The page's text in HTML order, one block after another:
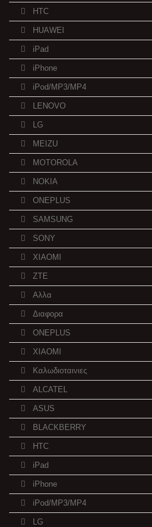
HTC
HUAWEI
iPad
iPhone
iPod/MP3/MP4
LENOVO
LG
MEIZU
MOTOROLA
NOKIA
ONEPLUS
SAMSUNG
SONY
XIAOMI
ZTE
Αλλα
Διαφορα
ONEPLUS
XIAOMI
Καλωδιοταινιες
ALCATEL
ASUS
BLACKBERRY
HTC
iPad
iPhone
iPod/MP3/MP4
LG